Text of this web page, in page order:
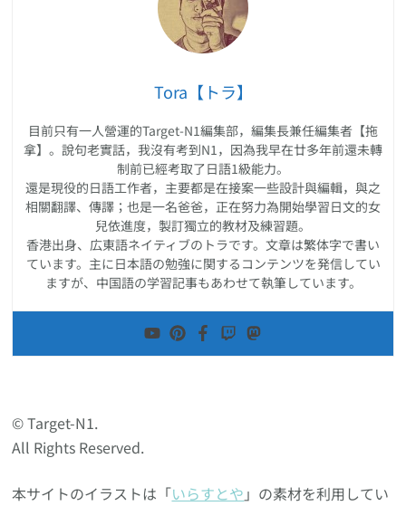
Tora【トラ】
目前只有一人營運的Target-N1編集部，編集長兼任編集者【拖
拿】。說句老實話，我沒有考到N1，因為我早在廿多年前還未轉
制前已經考取了日語1級能力。
還是現役的日語工作者，主要都是在接案一些設計與編輯，與之
相關翻譯、傳譯；也是一名爸爸，正在努力為開始學習日文的女
兒依進度，製訂獨立的教材及練習題。
香港出身、広東語ネイティブのトラです。文章は繁体字で書い
ています。主に日本語の勉強に関するコンテンツを発信してい
ますが、中国語の学習記事もあわせて執筆しています。
© Target-N1.
All Rights Reserved.
本サイトのイラストは「いらすとや 」の素材を利用してい